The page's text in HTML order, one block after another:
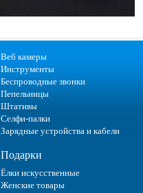
Веб камеры
Инструменты
Беспроводные звонки
Пепельницы
Штативы
Селфи-палки
Зарядные устройства и кабели
Подарки
Ёлки искусственные
Женские товары